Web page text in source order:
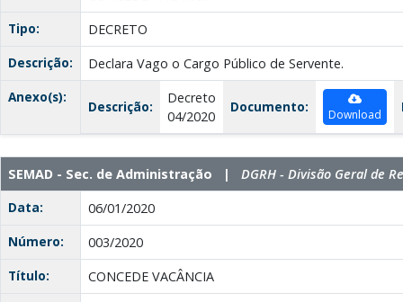
Tipo:
DECRETO
Descrição:
Declara Vago o Cargo Público de Servente.
Anexo(s):
Descrição:
Decreto
04/2020
Documento: Download
SEMAD - Sec. de Administração | DGRH - Divisão Geral de
Data:
06/01/2020
Número:
003/2020
Título:
CONCEDE VACÂNCIA